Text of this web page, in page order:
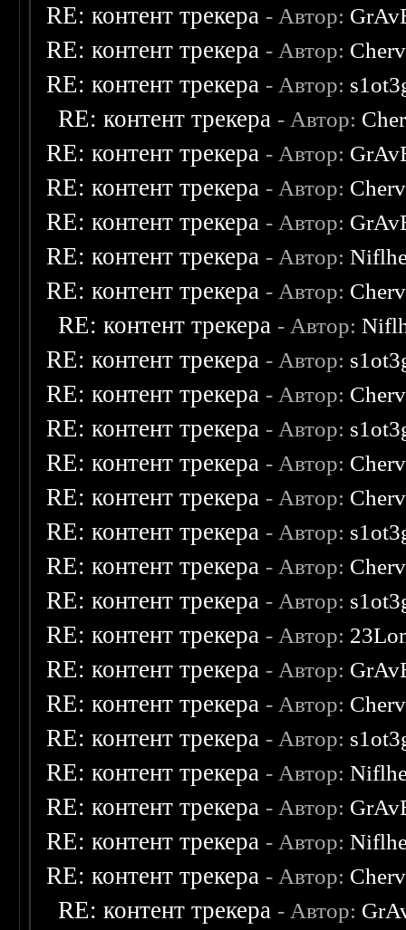
RE: контент трекера - Автор:
RE: контент трекера - Автор:
RE: контент трекера - Автор:
RE: контент трекера - Автор:
RE: контент трекера - Автор:
RE: контент трекера - Автор:
RE: контент трекера - Автор:
RE: контент трекера - Автор:
RE: контент трекера - Автор:
RE: контент трекера - Автор:
RE: контент трекера - Автор:
RE: контент трекера - Автор:
RE: контент трекера - Автор:
RE: контент трекера - Автор:
RE: контент трекера - Автор:
RE: контент трекера - Автор:
RE: контент трекера - Автор:
RE: контент трекера - Автор:
RE: контент трекера - Автор:
RE: контент трекера - Автор:
RE: контент трекера - Автор:
RE: контент трекера - Автор:
RE: контент трекера - Автор:
RE: контент трекера - Автор:
RE: контент трекера - Автор:
RE: контент трекера - Автор:
RE: контент трекера - Автор: